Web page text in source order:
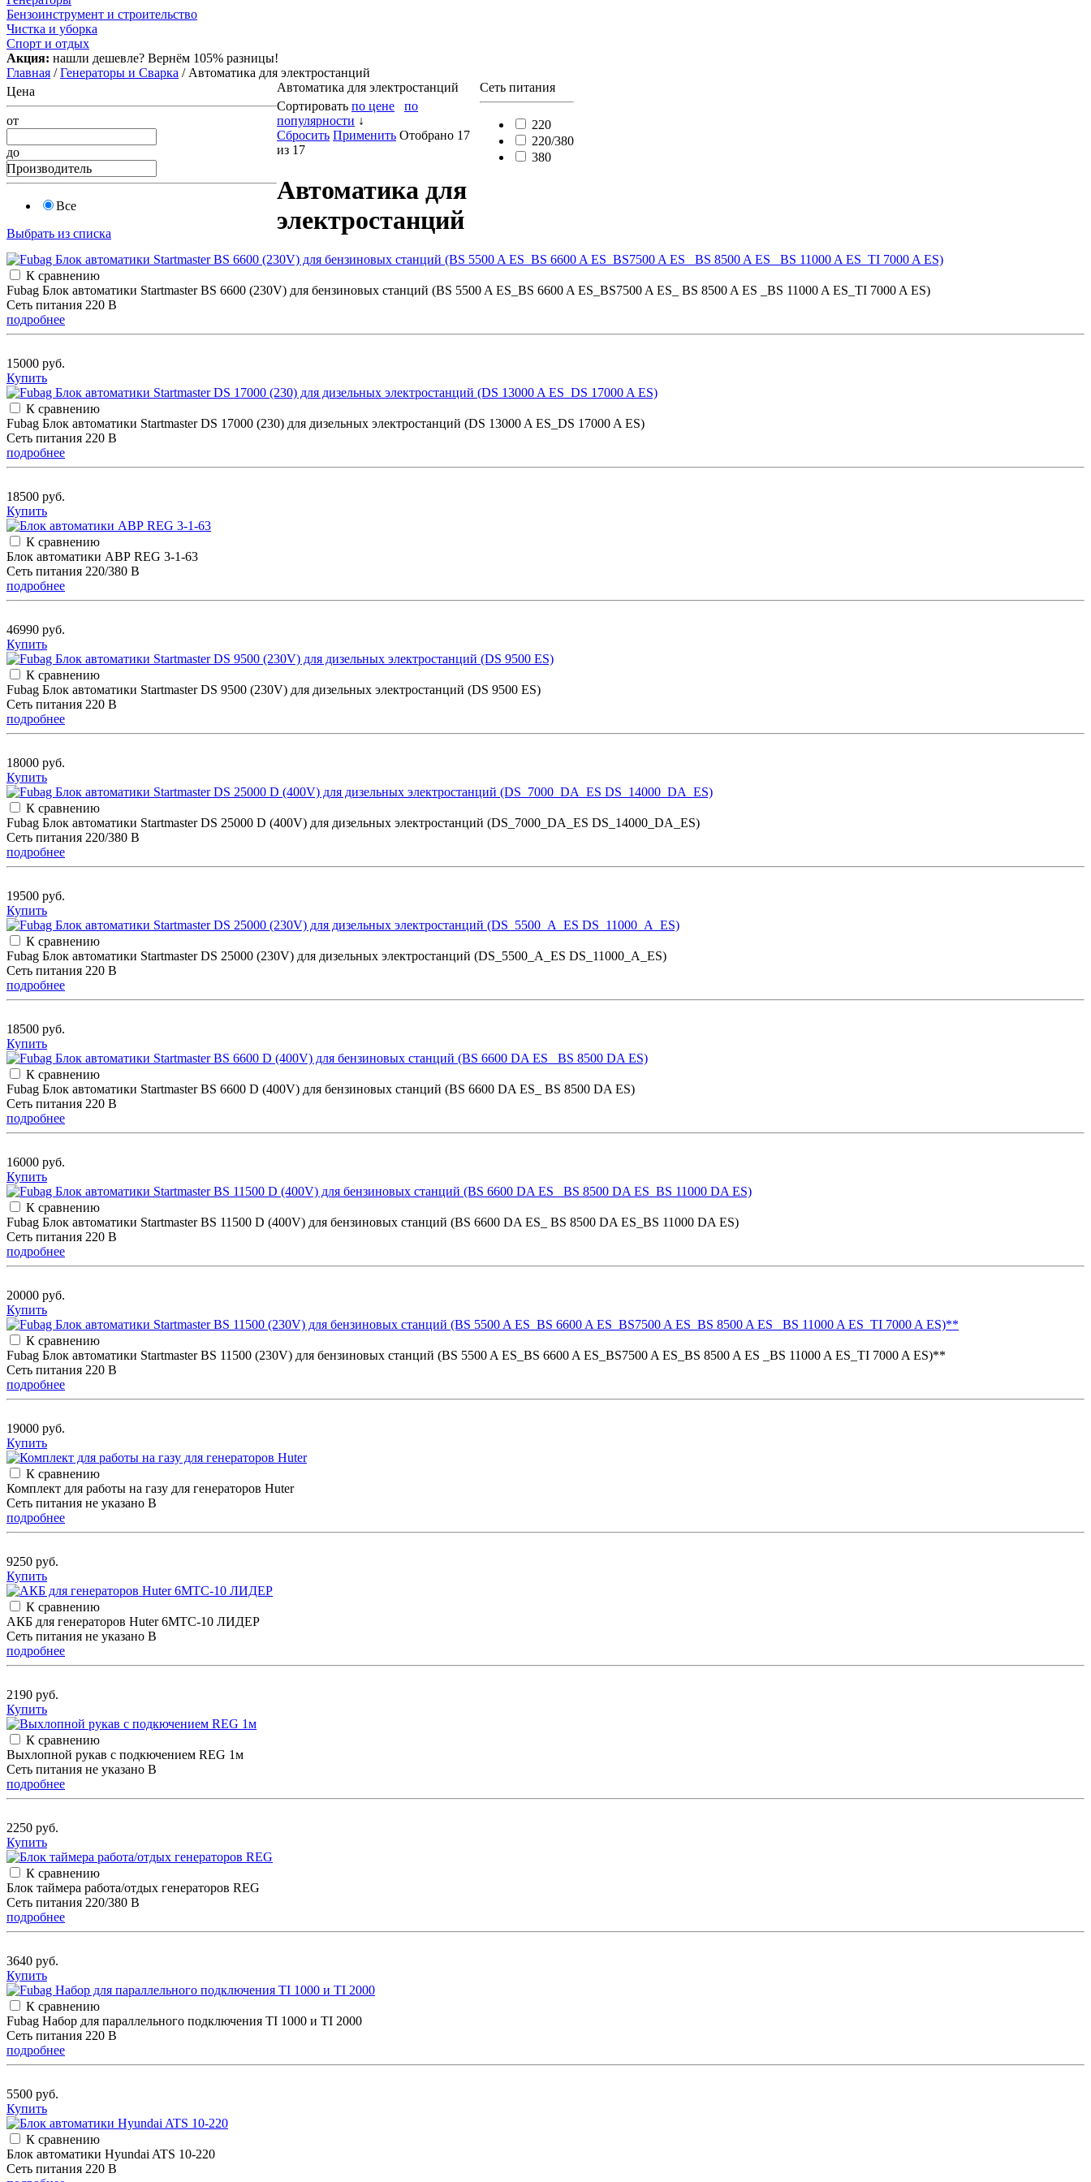
Бензоинструмент и строительство
Чистка и уборка
Спорт и отдых
Акция: нашли дешевле? Вернём 105% разницы!
Главная /Генераторы и Сварка / Автоматика для электростанций
Автоматика для электростанций
Цена
от
до
Сеть питания
220
220/380
380
Производитель
Все
Выбрать из списка
Сортировать по цене
по
популярности ↓
Сбросить Применить Отобрано 17
из 17
Автоматика для
электростанций
К сравнению
Fubag Блок автоматики Startmaster BS 6600 (230V) для бензиновых станций (BS 5500 A ES_BS 6600 A ES_BS7500 A ES_ BS 8500 A ES _BS 11000 A ES_TI 7000 A ES)
Сеть питания 220 В
подробнее
15000 руб.
Купить
К сравнению
Fubag Блок автоматики Startmaster DS 17000 (230) для дизельных электростанций (DS 13000 A ES_DS 17000 A ES)
Сеть питания 220 В
подробнее
18500 руб.
Купить
К сравнению
Блок автоматики АВР REG 3-1-63
Сеть питания 220/380 В
подробнее
46990 руб.
Купить
К сравнению
Fubag Блок автоматики Startmaster DS 9500 (230V) для дизельных электростанций (DS 9500 ES)
Сеть питания 220 В
подробнее
18000 руб.
Купить
К сравнению
Fubag Блок автоматики Startmaster DS 25000 D (400V) для дизельных электростанций (DS_7000_DA_ES DS_14000_DA_ES)
Сеть питания 220/380 В
подробнее
19500 руб.
Купить
К сравнению
Fubag Блок автоматики Startmaster DS 25000 (230V) для дизельных электростанций (DS_5500_A_ES DS_11000_A_ES)
Сеть питания 220 В
подробнее
18500 руб.
Купить
К сравнению
Fubag Блок автоматики Startmaster BS 6600 D (400V) для бензиновых станций (BS 6600 DA ES_ BS 8500 DA ES)
Сеть питания 220 В
подробнее
16000 руб.
Купить
К сравнению
Fubag Блок автоматики Startmaster BS 11500 D (400V) для бензиновых станций (BS 6600 DA ES_ BS 8500 DA ES_BS 11000 DA ES)
Сеть питания 220 В
подробнее
20000 руб.
Купить
К сравнению
Fubag Блок автоматики Startmaster BS 11500 (230V) для бензиновых станций (BS 5500 A ES_BS 6600 A ES_BS7500 A ES_BS 8500 A ES _BS 11000 A ES_TI 7000 A ES)**
Сеть питания 220 В
подробнее
19000 руб.
Купить
К сравнению
Комплект для работы на газу для генераторов Huter
Сеть питания не указано В
подробнее
9250 руб.
Купить
К сравнению
АКБ для генераторов Huter 6МТС-10 ЛИДЕР
Сеть питания не указано В
подробнее
2190 руб.
Купить
К сравнению
Выхлопной рукав с подкючением REG 1м
Сеть питания не указано В
подробнее
2250 руб.
Купить
К сравнению
Блок таймера работа/отдых генераторов REG
Сеть питания 220/380 В
подробнее
3640 руб.
Купить
К сравнению
Fubag Набор для параллельного подключения TI 1000 и TI 2000
Сеть питания 220 В
подробнее
5500 руб.
Купить
К сравнению
Блок автоматики Hyundai ATS 10-220
Сеть питания 220 В